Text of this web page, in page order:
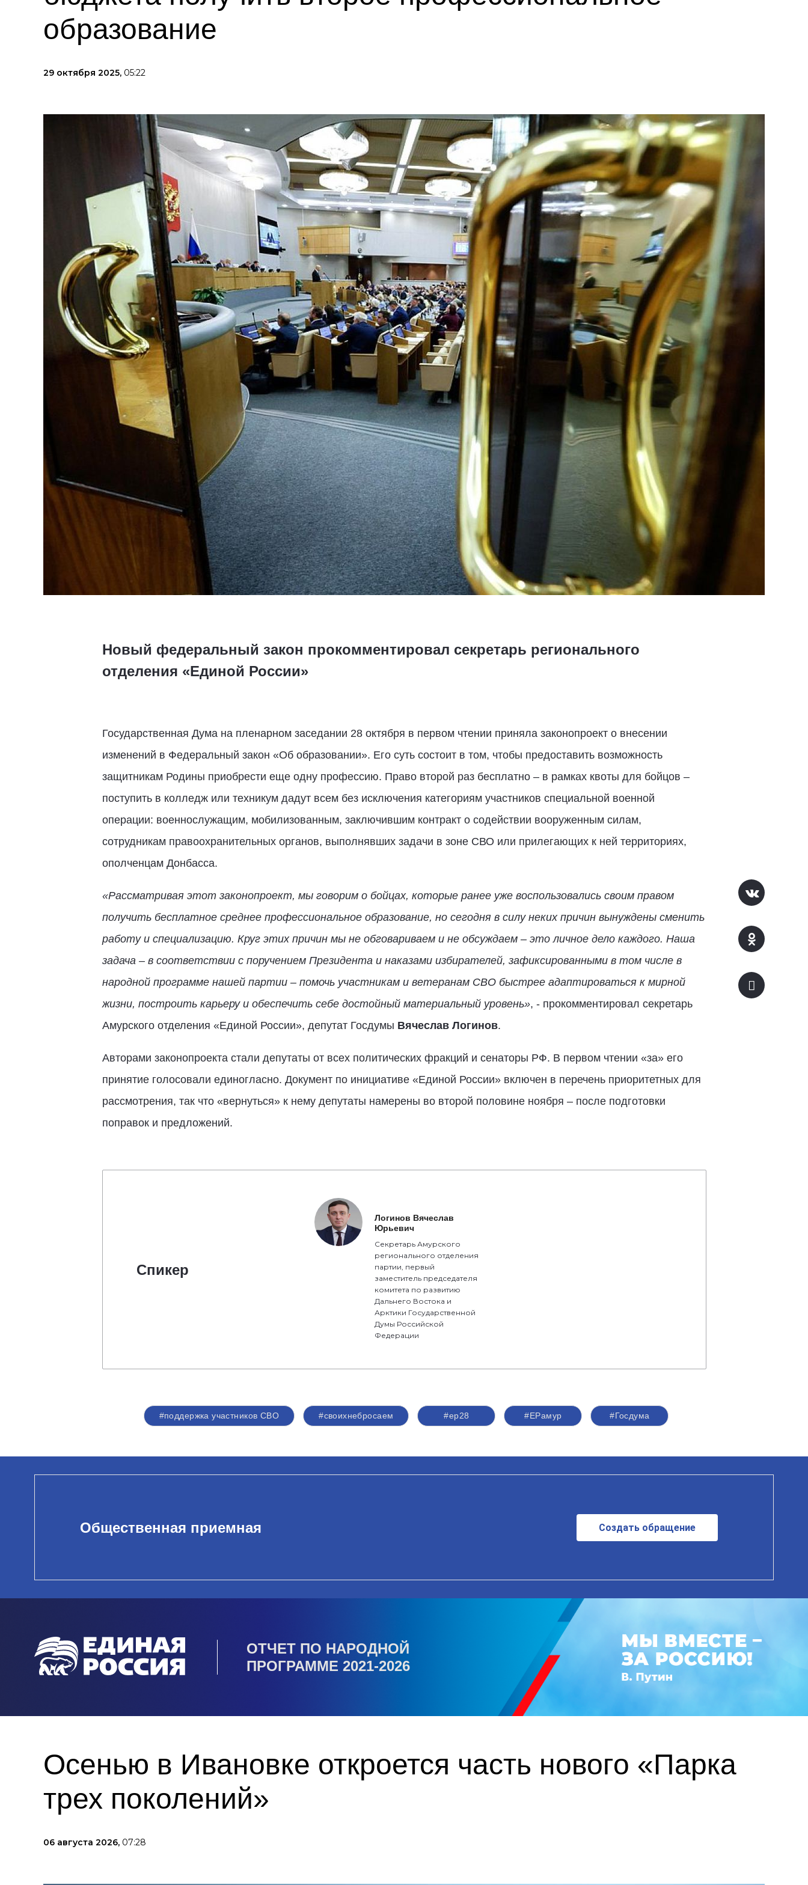
образование
29 октября 2025, 05:22
Новый федеральный закон прокомментировал секретарь регионального
отделения «Единой России»
Государственная Дума на пленарном заседании 28 октября в первом чтении приняла законопроект о внесении
изменений в Федеральный закон «Об образовании». Его суть состоит в том, чтобы предоставить возможность
защитникам Родины приобрести еще одну профессию. Право второй раз бесплатно – в рамках квоты для бойцов –
поступить в колледж или техникум дадут всем без исключения категориям участников специальной военной
операции: военнослужащим, мобилизованным, заключившим контракт о содействии вооруженным силам,
сотрудникам правоохранительных органов, выполнявших задачи в зоне СВО или прилегающих к ней территориях,
ополченцам Донбасса.
«Рассматривая этот законопроект, мы говорим о бойцах, которые ранее уже воспользовались своим правом
получить бесплатное среднее профессиональное образование, но сегодня в силу неких причин вынуждены сменить
работу и специализацию. Круг этих причин мы не обговариваем и не обсуждаем – это личное дело каждого. Наша
задача – в соответствии с поручением Президента и наказами избирателей, зафиксированными в том числе в
народной программе нашей партии – помочь участникам и ветеранам СВО быстрее адаптироваться к мирной
жизни, построить карьеру и обеспечить себе достойный материальный уровень», - прокомментировал секретарь
Амурского отделения «Единой России», депутат Госдумы Вячеслав Логинов.
Авторами законопроекта стали депутаты от всех политических фракций и сенаторы РФ. В первом чтении «за» его
принятие голосовали единогласно. Документ по инициативе «Единой России» включен в перечень приоритетных для
рассмотрения, так что «вернуться» к нему депутаты намерены во второй половине ноября – после подготовки
поправок и предложений.
Спикер
Логинов Вячеслав
Юрьевич
Секретарь Амурского
регионального отделения
партии, первый
заместитель председателя
комитета по развитию
Дальнего Востока и
Арктики Государственной
Думы Российской
Федерации
#поддержка участников СВО #своихнебросаем #ер28 #ЕРамур #Госдума
Общественная приемная Создать обращение
ОТЧЕТ ПО НАРОДНОЙ
ПРОГРАММЕ 2021-2026
Осенью в Ивановке откроется часть нового «Парка
трех поколений»
06 августа 2026, 07:28